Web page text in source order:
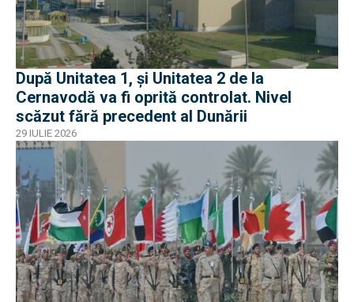
După Unitatea 1, și Unitatea 2 de la
Cernavodă va fi oprită controlat. Nivel
scăzut fără precedent al Dunării
29 IULIE 2026